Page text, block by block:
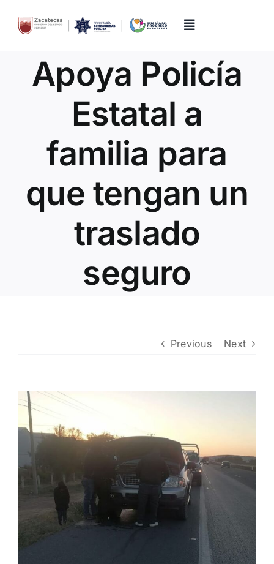
content
Toggle
Inicio
Quiénes Somos
Trámites y Servicios
Apoya Policía
Estatal a
familia para
que tengan un
traslado
seguro
Previous Next
View
Larger
Image